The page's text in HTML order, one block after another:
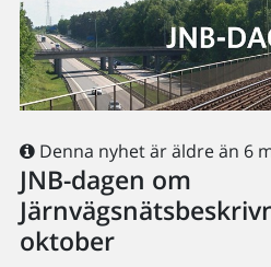
Denna nyhet är äldre än 6
JNB-dagen om
oktober